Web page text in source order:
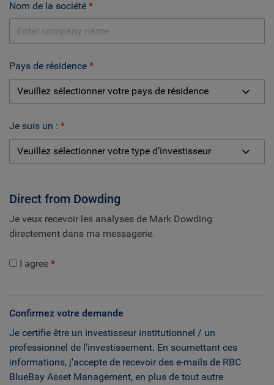
Nom de la société
Pays de résidence
Je suis un :
Direct from Dowding
Je veux recevoir les analyses de Mark Dowding
directement dans ma messagerie.
I agree
Confirmez votre demande
Je certifie être un investisseur institutionnel / un
professionnel de l'investissement. En soumettant ces
informations, j'accepte de recevoir des e-mails de RBC
BlueBay Asset Management, en plus de tout autre